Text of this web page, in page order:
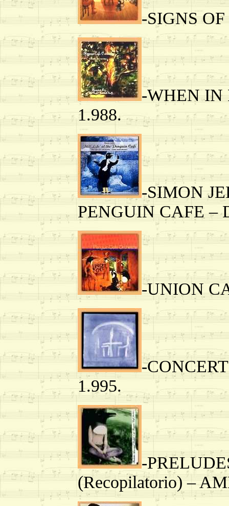
-SIGNS
-WHEN IN
1.988.
-SIMON
PENGUIN CAFE –
-UNION
-
1.995.
-
(Recopilatorio) –